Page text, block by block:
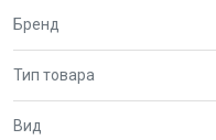
Бренд
Тип товара
Вид